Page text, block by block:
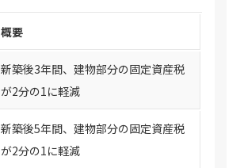
概要
新築後3年間、建物部分の固定資産税
が2分の1に軽減
新築後5年間、建物部分の固定資産税
が2分の1に軽減